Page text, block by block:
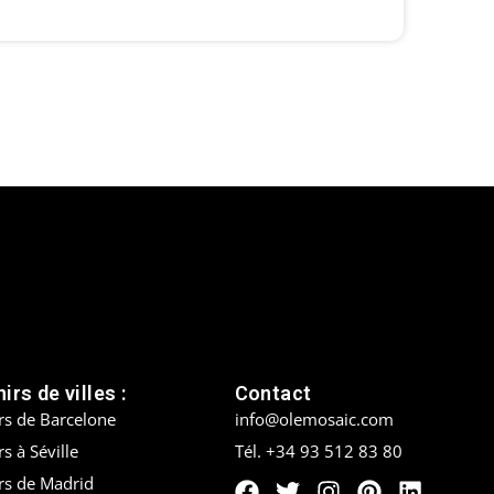
de villes :
de Barcelone
à Séville
de Madrid
Contact
info@olemosaic.com
Tél. +34 93 512 83 80